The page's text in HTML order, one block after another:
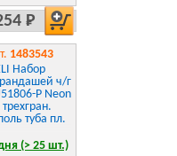
Р
1483543
Набор
ч/г
Р Neon
туба пл.
(> 25 шт.)